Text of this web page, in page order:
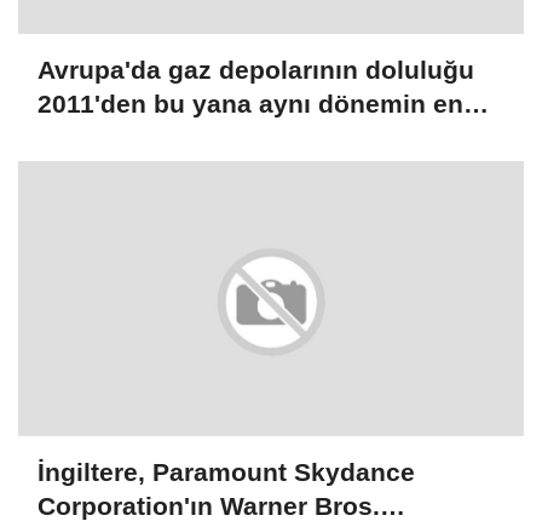
Avrupa'da gaz depolarının doluluğu
2011'den bu yana aynı dönemin en
İngiltere, Paramount Skydance
Corporation'ın Warner Bros.